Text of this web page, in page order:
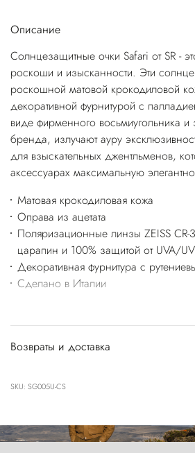
Описание
Солнцезащитные очки Safari от SR -
роскоши и изысканности. Эти
роскошной матовой крокодиловой
декоративной фурнитурой с
виде фирменного восьмиугольника и
бренда, излучают ауру
для взыскательных джентльменов,
аксессуарах максимальную
Матовая крокодиловая кожа
Оправа из ацетата
Поляризационные линзы ZEISS CR-
царапин и 100% защитой от UVA/
Декоративная фурнитура с
Сделано в Италии
Возвраты и доставка
SKU: SG005U-CS